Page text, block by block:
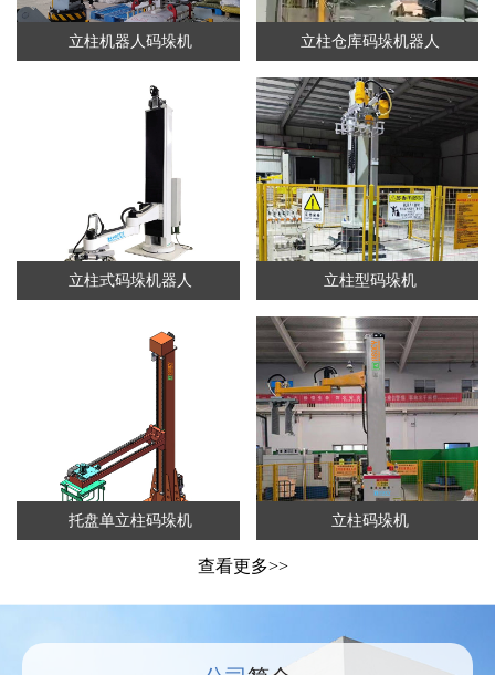
立柱机器人码垛机 立柱仓库码垛机器人
立柱式码垛机器人 立柱型码垛机
托盘单立柱码垛机 立柱码垛机
查看更多>>